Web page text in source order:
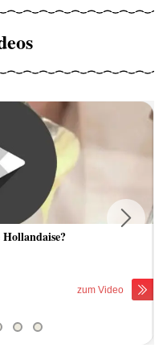
Hollandaise?
zum Video